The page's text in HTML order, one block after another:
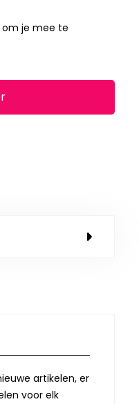
om je mee te
artikelen, er
voor elk